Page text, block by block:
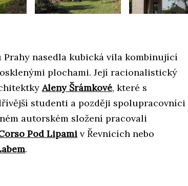
Prahy nasedla kubická vila kombinující
plochami. Její racionalistický
Aleny Šrámkové, které s
studenti a později spolupracovníci
autorském složení pracovali
Pod Lipami v Řevnicích nebo
.